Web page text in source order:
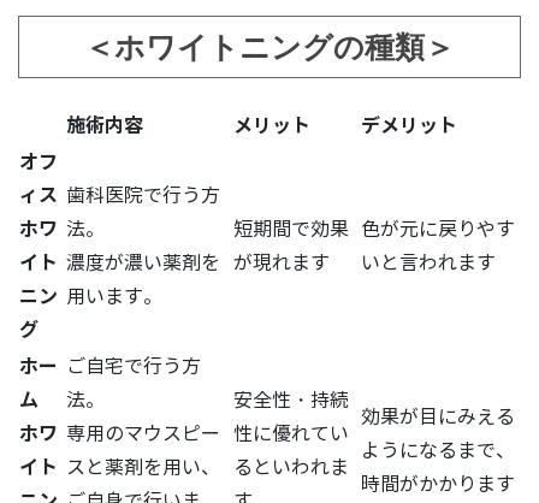
＜ホワイトニングの種類＞
施術内容 メリット
デメリット
オフ
ィス
ホワ
イト
ニン
グ
歯科医院で行う方
法。
濃度が濃い薬剤を
用います。
短期間で効果
が現れます
色が元に戻りやす
いと言われます
ホー
ム
ホワ
イト
ご自宅で行う方
法。
専用のマウスピー
スと薬剤を用い、
安全性・持続
性に優れてい
るといわれま
効果が目にみえる
ようになるまで、
時間がかかります